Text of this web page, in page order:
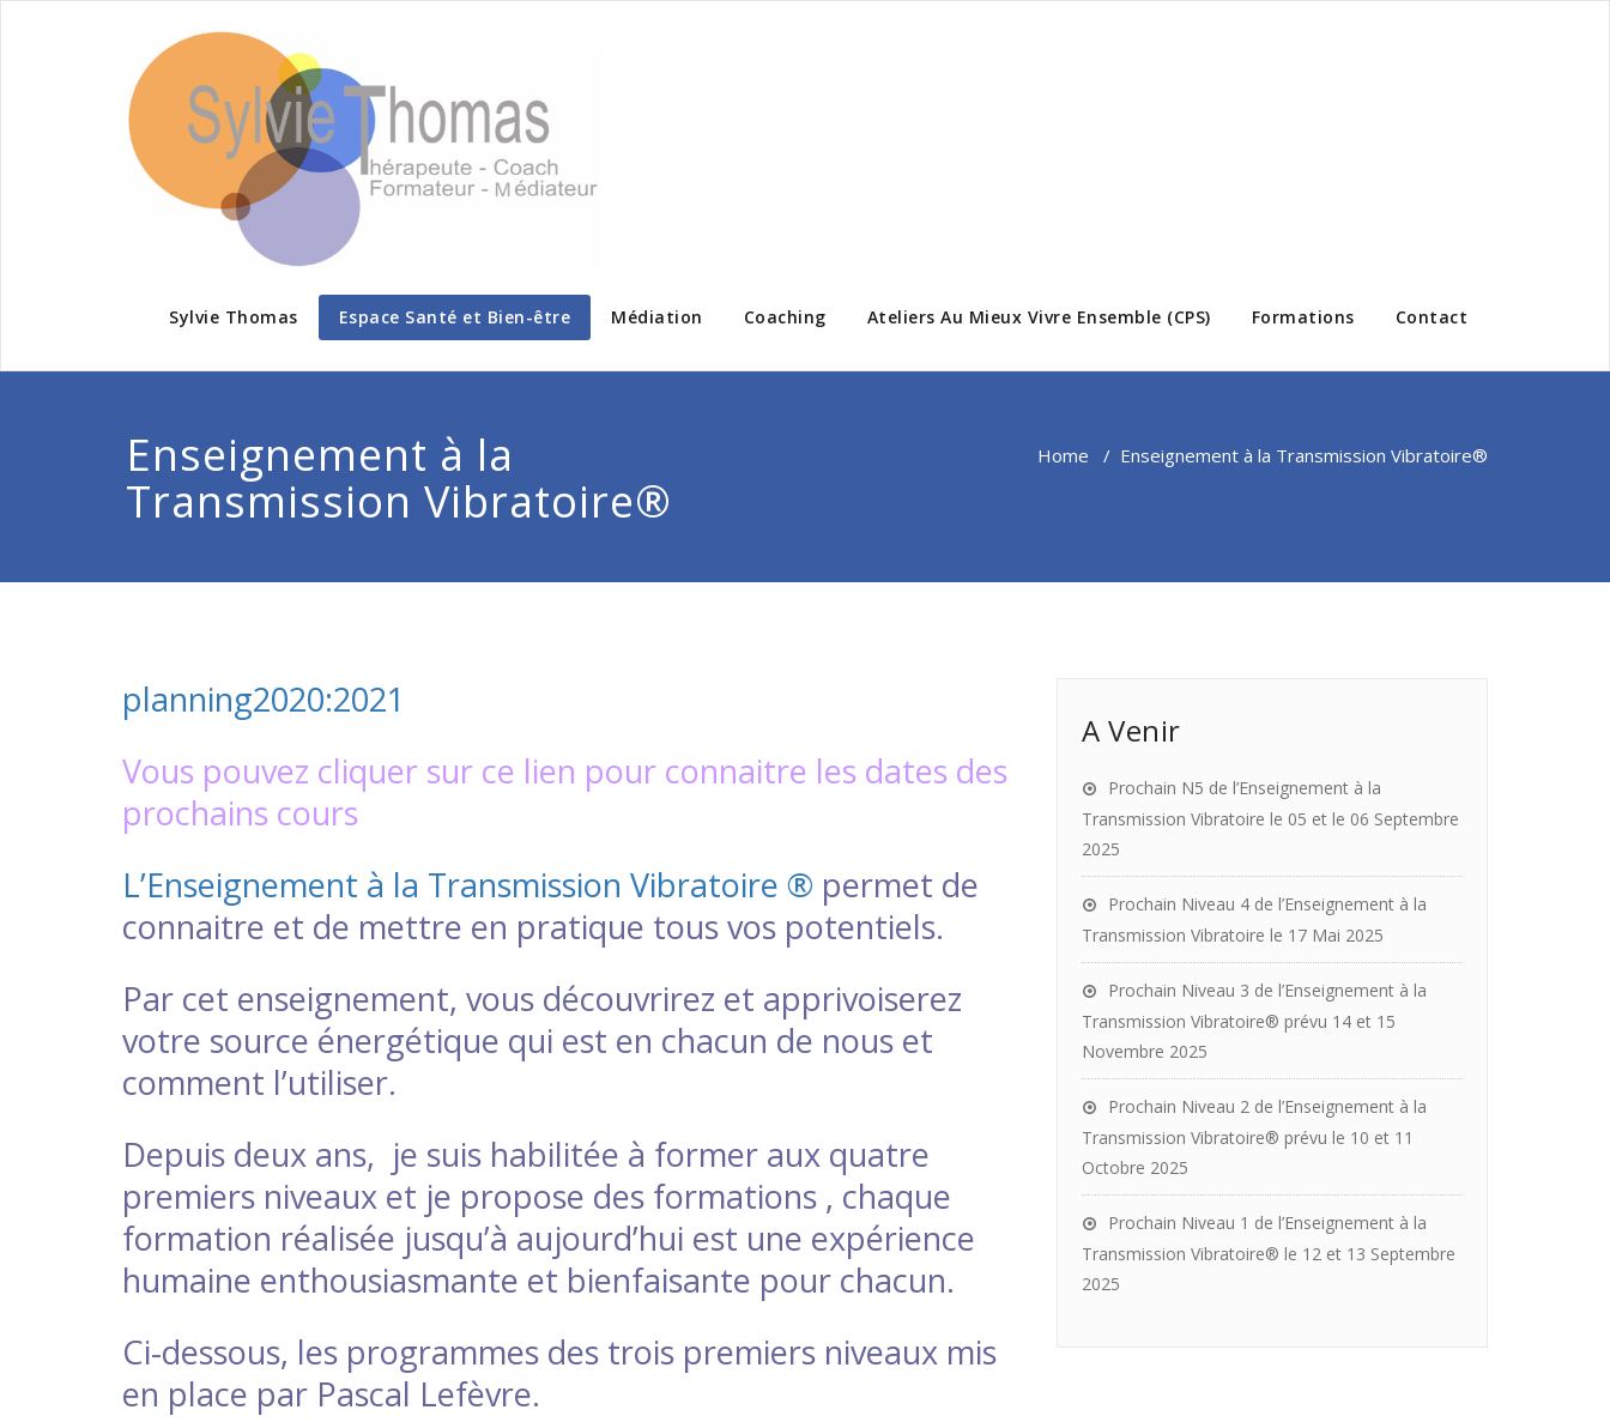
Sylvie Thomas Espace Santé et Bien-être Médiation Coaching Ateliers Au Mieux Vivre Ensemble (CPS) Formations Contact
Enseignement à la
Transmission Vibratoire®
Home / Enseignement à la Transmission Vibratoire®
planning2020:2021
Vous pouvez cliquer sur ce lien pour connaitre les dates des
prochains cours
L’Enseignement à la Transmission Vibratoire ® permet de
connaitre et de mettre en pratique tous vos potentiels.
Par cet enseignement, vous découvrirez et apprivoiserez
votre source énergétique qui est en chacun de nous et
comment l’utiliser.
Depuis deux ans, je suis habilitée à former aux quatre
premiers niveaux et je propose des formations , chaque
formation réalisée jusqu’à aujourd’hui est une expérience
humaine enthousiasmante et bienfaisante pour chacun.
Ci-dessous, les programmes des trois premiers niveaux mis
en place par Pascal Lefèvre.
A Venir
Prochain N5 de l’Enseignement à la
Transmission Vibratoire le 05 et le 06 Septembre
2025
Prochain Niveau 4 de l’Enseignement à la
Transmission Vibratoire le 17 Mai 2025
Prochain Niveau 3 de l’Enseignement à la
Transmission Vibratoire® prévu 14 et 15
Novembre 2025
Prochain Niveau 2 de l’Enseignement à la
Transmission Vibratoire® prévu le 10 et 11
Octobre 2025
Prochain Niveau 1 de l’Enseignement à la
Transmission Vibratoire® le 12 et 13 Septembre
2025